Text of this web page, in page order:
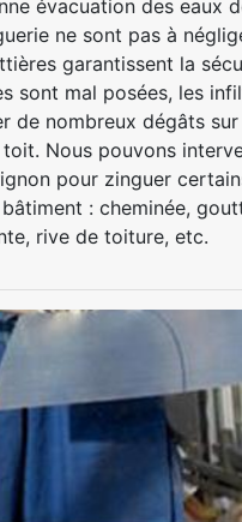
évacuation des eaux
ne sont pas à
garantissent la
sont mal posées, les
de nombreux dégâts
Nous pouvons
pour zinguer
: cheminée,
rive de toiture, etc.